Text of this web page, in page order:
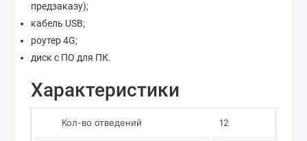
предзаказу);
кабель USB;
роутер 4G;
диск с ПО для ПК.
Характеристики
Кол-во отведений 12